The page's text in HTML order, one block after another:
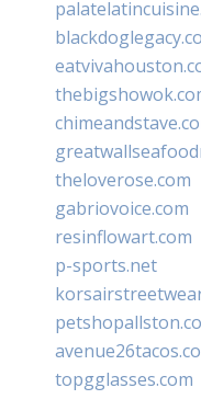
theloverose.com
gabriovoice.com
resinflowart.com
p-sports.net
topgglasses.com